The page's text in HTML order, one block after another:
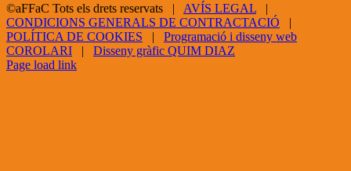
©aFFaC Tots els drets reservats | AVÍS LEGAL |
CONDICIONS GENERALS DE CONTRACTACIÓ |
POLÍTICA DE COOKIES | Programació i disseny web
COROLARI | Disseny gràfic QUIM DIAZ
Facebook
X
YouTube
Page load link